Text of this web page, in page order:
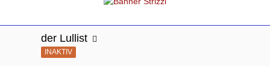
der Lullist
INAKTIV